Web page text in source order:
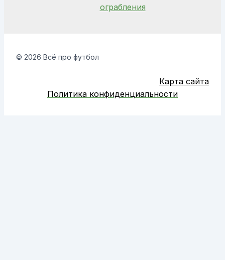
ограбления
© 2026 Всё про футбол
Карта сайта
Политика конфиденциальности